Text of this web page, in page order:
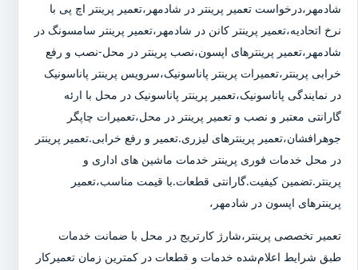
شادمهر،درخواست تعمیر پرینتر در شادمهر،تعمیر پرینتر اچ پی با
نرخ اتحادیه،تعمیر پرینتر کانن در شادمهر،تعمیر پرینتر سامسونگ در
شادمهر،تعمیر پرینترهای اپسون،نصب پرینتر در محل-نصب و رفع
خرابی پرینتر،تعمیرات پرینتر پاناسونیک،سرویس پرینتر پاناسونیک
در نمایندگی پاناسونیک،تعمیر پرینتر پاناسونیک در محل با ارئه
گارانتی معتبر و نصب و تعمیر پرینتر در محل،تعمیرات چاپگر
جوهرافشان،تعمیر پرینترهای لیزری.تعمیر و رفع خرابی.تعمیر پرینتر
در محل خدمات فوری پرینتر خدمات ماشین های اداری و
پرینتر.تضمین کیفیت.گارانتی قطعات.با قیمت مناسب،تعمیر
پرینترهای اپسون در شادمهر،
تعمیر تخصصی پرینتر،شارژ کارتریج در محل با ضمانت خدمات
طبق شرایط اعلام‌شده خدمات و قطعات در کمترین زمان تعمیرکار